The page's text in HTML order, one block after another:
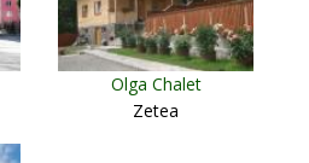
Olga Chalet
Zetea